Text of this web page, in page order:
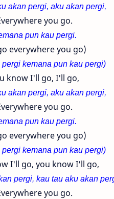
akan pergi, aku akan pergi,
you go.
pun kau pergi.
everywhere you go)
kemana pun kau pergi)
know I'll go, I'll go,
akan pergi, aku akan pergi,
you go.
pun kau pergi.
everywhere you go)
kemana pun kau pergi)
I'll go, you know I'll go,
pergi, kau tau aku akan
you go.